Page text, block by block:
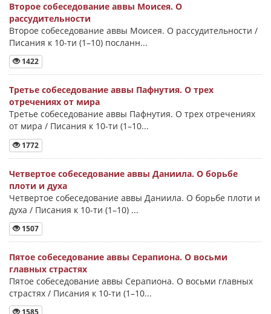
Второе собеседование аввы Моисея. О
рассудительности
Второе собеседование аввы Моисея. О рассудительности /
Писания к 10-ти (1–10) посланн...
1422
Третье собеседование аввы Пафнутия. О трех
отречениях от мира
Третье собеседование аввы Пафнутия. О трех отречениях
от мира / Писания к 10-ти (1–10...
1772
Четвертое собеседование аввы Даниила. О борьбе
плоти и духа
Четвертое собеседование аввы Даниила. О борьбе плоти и
духа / Писания к 10-ти (1–10) ...
1507
Пятое собеседование аввы Серапиона. О восьми
главных страстях
Пятое собеседование аввы Серапиона. О восьми главных
страстях / Писания к 10-ти (1–10...
1585